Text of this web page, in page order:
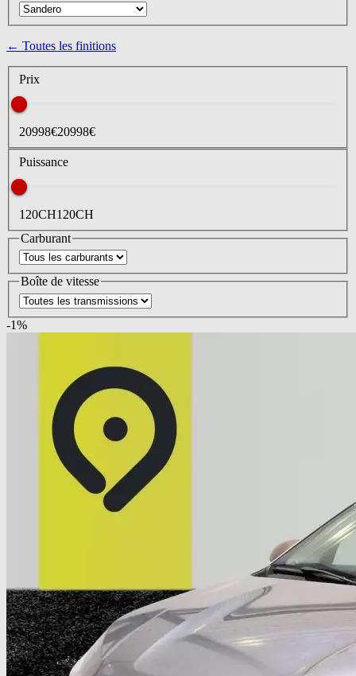
← Toutes les finitions
Prix
20998€20998€
Puissance
120CH120CH
Carburant
Boîte de vitesse
-1%